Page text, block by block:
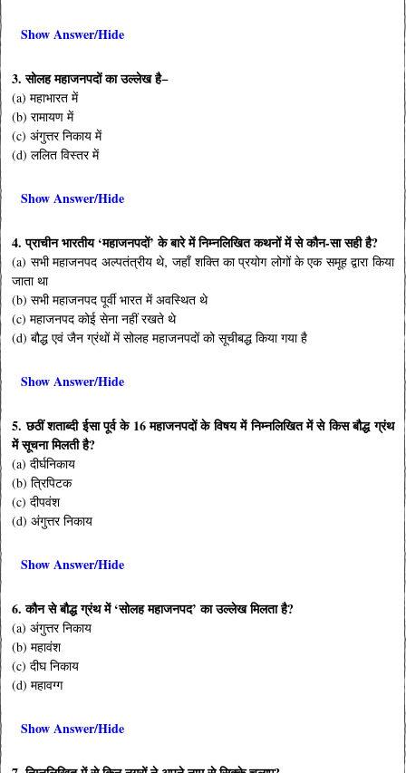
Show Answer/Hide
3. सोलह महाजनपदों का उल्लेख है−
(a) महाभारत में
(b) रामायण में
(c) अंगुत्तर निकाय में
(d) ललित विस्तर में
Show Answer/Hide
4. प्राचीन भारतीय ‘महाजनपदों’ के बारे में निम्नलिखित कथनों में से कौन-सा सही है?
(a) सभी महाजनपद अल्पतंत्रीय थे‚ जहाँ शक्ति का प्रयोग लोगों के एक समूह द्वारा किया
जाता था
(b) सभी महाजनपद पूर्वी भारत में अवस्थित थे
(c) महाजनपद कोई सेना नहीं रखते थे
(d) बौद्ध एवं जैन ग्रंथों में सोलह महाजनपदों को सूचीबद्ध किया गया है
Show Answer/Hide
5. छठीं शताब्दी ईसा पूर्व के 16 महाजनपदों के विषय में निम्नलिखित में से किस बौद्ध ग्रंथ
में सूचना मिलती है?
(a) दीर्घनिकाय
(b) त्रिपिटक
(c) दीपवंश
(d) अंगुत्तर निकाय
Show Answer/Hide
6. कौन से बौद्ध ग्रंथ में ‘सोलह महाजनपद’ का उल्लेख मिलता है?
(a) अंगुत्तर निकाय
(b) महावंश
(c) दीघ निकाय
(d) महावग्ग
Show Answer/Hide